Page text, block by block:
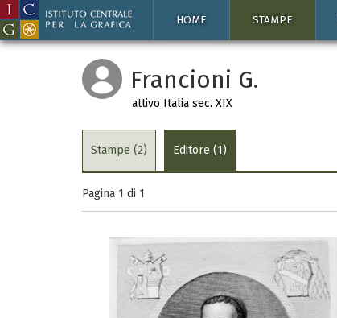
HOME STAMPE
Francioni G.
attivo Italia sec. XIX
Stampe (2) Editore (1)
Pagina 1 di 1